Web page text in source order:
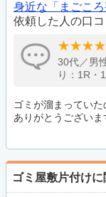
身近な「まごこ
依頼した人の口コ
30代／男
り：1R・
ゴミが溜まってい
ありがとうございま
ゴミ屋敷片付け